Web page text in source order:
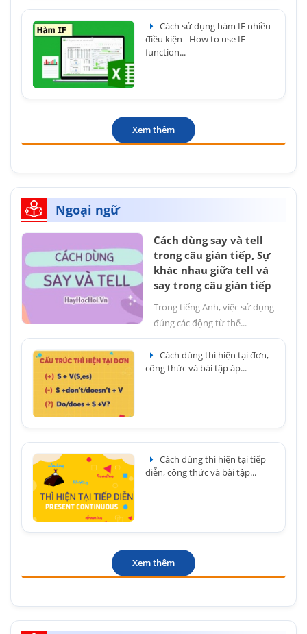
Cách sử dụng hàm IF nhiều
điều kiện - How to use IF
function...
Xem thêm
Ngoại ngữ
Cách dùng say và tell
trong câu gián tiếp, Sự
khác nhau giữa tell và
say trong câu gián tiếp
Trong tiếng Anh, việc sử dụng
đúng các động từ thể...
Cách dùng thì hiện tại đơn,
công thức và bài tập áp...
Cách dùng thì hiện tại tiếp
diễn, công thức và bài tập...
Xem thêm